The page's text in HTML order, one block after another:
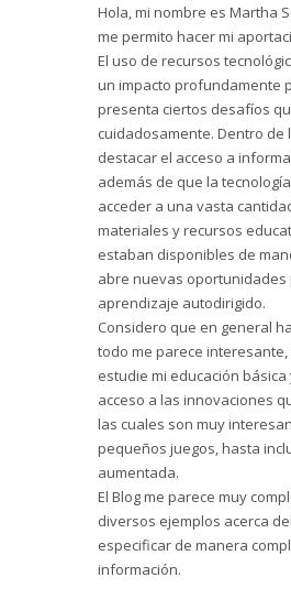
Hola, mi nombre es Martha
me permito hacer mi
El uso de recursos
un impacto profundamente
presenta ciertos desafíos
cuidadosamente. Dentro
destacar el acceso a
además de que la
acceder a una vasta
materiales y recursos
estaban disponibles de
abre nuevas oportunidades
aprendizaje autodirigido.
Considero que en general
todo me parece
estudie mi educación
acceso a las innovaciones
las cuales son muy
pequeños juegos, hasta
aumentada.
El Blog me parece muy
diversos ejemplos acerca
especificar de manera
información.